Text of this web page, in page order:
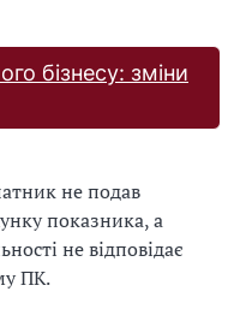
бізнесу: зміни
не подав
показника, а
не відповідає
ПК.